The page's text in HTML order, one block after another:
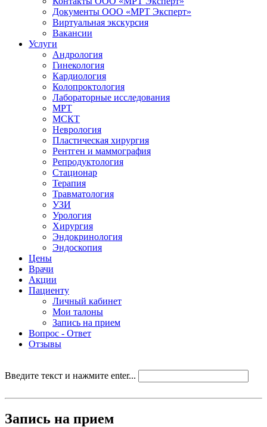
Документы ООО «МРТ Эксперт»
Виртуальная экскурсия
Вакансии
Услуги
Андрология
Гинекология
Кардиология
Колопроктология
Лабораторные исследования
МРТ
МСКТ
Неврология
Пластическая хирургия
Рентген и маммография
Репродуктология
Стационар
Терапия
Травматология
УЗИ
Урология
Хирургия
Эндокринология
Эндоскопия
Цены
Врачи
Акции
Пациенту
Личный кабинет
Мои талоны
Запись на прием
Вопрос - Ответ
Отзывы
Введите текст и нажмите enter...
Запись на прием